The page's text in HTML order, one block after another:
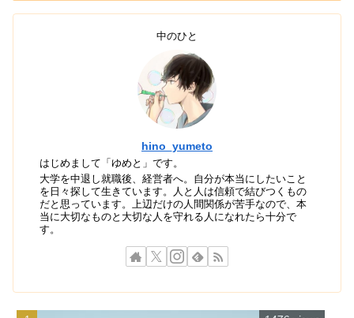
中のひと
hino_yumeto
はじめまして「ゆめと」です。
大学を中退し就職後、経営者へ。自分が本当にしたいこと
を日々探して生きています。人と人は信頼で結びつくもの
だと思っています。上辺だけの人間関係が苦手なので、本
当に大切なものと大切な人を守れる人になれたら十分で
す。